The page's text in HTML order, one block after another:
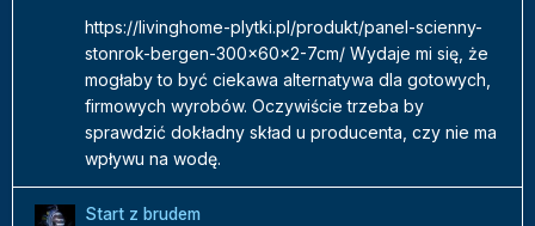
https://livinghome-plytki.pl/produkt/panel-scienny-
stonrok-bergen-300x60x2-7cm/ Wydaje mi się, że
mogłaby to być ciekawa alternatywa dla gotowych,
firmowych wyrobów. Oczywiście trzeba by
sprawdzić dokładny skład u producenta, czy nie ma
wpływu na wodę.
Start z brudem